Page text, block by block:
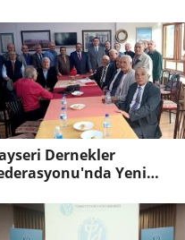
Dernekler
Yeni
Devraldı.